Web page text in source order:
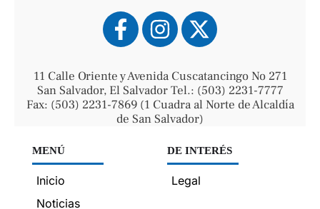
11 Calle Oriente y Avenida Cuscatancingo No 271
San Salvador, El Salvador Tel.: (503) 2231-7777
Fax: (503) 2231-7869 (1 Cuadra al Norte de Alcaldía
de San Salvador)
MENÚ
Inicio
Noticias
DE INTERÉS
Legal